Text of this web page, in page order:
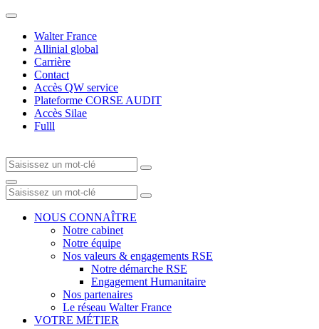
Walter France
Allinial global
Carrière
Contact
Accès QW service
Plateforme CORSE AUDIT
Accès Silae
Fulll
NOUS CONNAÎTRE
Notre cabinet
Notre équipe
Nos valeurs & engagements RSE
Notre démarche RSE
Engagement Humanitaire
Nos partenaires
Le réseau Walter France
VOTRE MÉTIER